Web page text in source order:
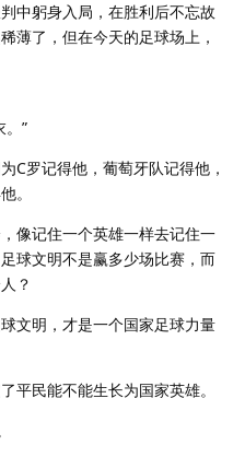
中躬身入局，在胜利后不忘故
薄了，但在今天的足球场上，
。”
C罗记得他，葡萄牙队记得他，
。
像记住一个英雄一样去记住一
球文明不是赢多少场比赛，而
？
文明，才是一个国家足球力量
平民能不能生长为国家英雄。